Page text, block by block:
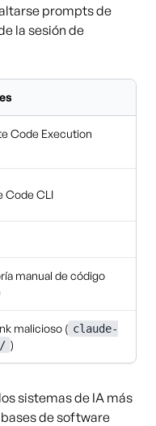
prompts de
la sesión de
Code Execution
Code CLI
manual de código
malicioso ( claude-
)
sistemas de IA más
de software